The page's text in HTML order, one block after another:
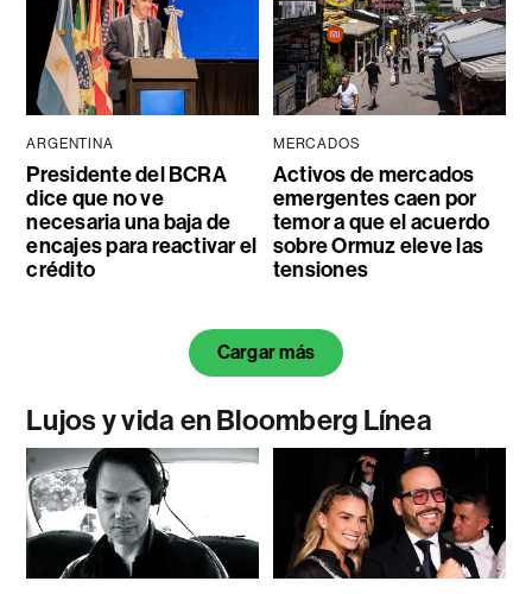
ARGENTINA
Presidente del BCRA
dice que no ve
necesaria una baja de
encajes para reactivar el
crédito
MERCADOS
Activos de mercados
emergentes caen por
temor a que el acuerdo
sobre Ormuz eleve las
tensiones
Cargar más
Lujos y vida en Bloomberg Línea